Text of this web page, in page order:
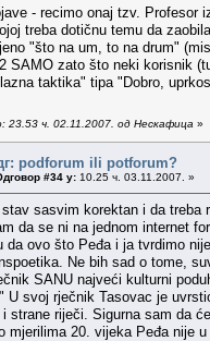
- recimo onaj tzv.
treba dotičnu temu da
"što na um, to na drum"
SAMO zato što neki korisnik
taktika" tipa "Dobro,
ч. 02.11.2007. од Нескафица »
podforum ili potforum?
#34 у: 10.25 ч. 03.11.2007. »
sasvim korektan i da
da se ni na jednom internet
da ovo što Peđa i ja tvrdimo
Ne bih sad o tome,
SANU najveći kulturni
U svoj rječnik Tasovac je
strane riječi. Sigurna sam da
mjerilima 20. vijeka Peđa nije u